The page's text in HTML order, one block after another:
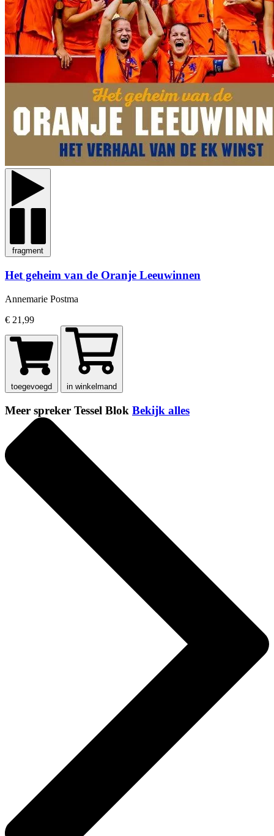
fragment
Het geheim van de Oranje Leeuwinnen
Annemarie Postma
€ 21,99
toegevoegd in winkelmand
Meer spreker Tessel Blok Bekijk alles